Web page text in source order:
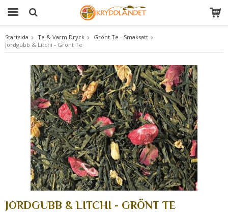
Produkten har blivit tillagd i varukorgen
Startsida Te & Varm Dryck
Grönt Te - Smaksatt
Jordgubb & Litchi - Grönt Te
JORDGUBB & LITCHI - GRÖNT TE